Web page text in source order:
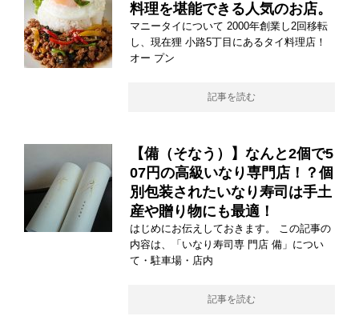
料理を堪能できる人気のお店。
マニータイについて 2000年創業し2回移転
し、現在狸 小路5丁目にあるタイ料理店！
オー プン
記事を読む
【備（そなう）】なんと2個で5
07円の高級いなり専門店！？個
別包装されたいなり寿司は手土
産や贈り物にも最適！
はじめにお伝えしておきます。 この記事の
内容は、「いなり寿司専 門店 備」につい
て・駐車場・店内
記事を読む